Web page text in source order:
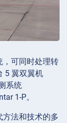
，可同时处理转
5 翼双翼机
系统
1-P。
法和技术的多